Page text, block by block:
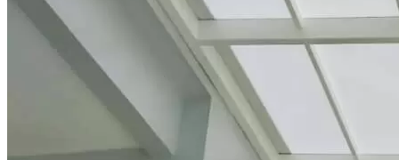
Valve Socket SCG AW
Valve Socket dengan Lapisan Logam di dalam SCG
AW
Valve Socket Union SCG AW
Valve Socket Push In SCG AW
Valve Elbow 90′ SCG AW
Valve Elbow 90′ dengan Lapisan Logam di dalam
Tee SCG AW
Cap SCG D